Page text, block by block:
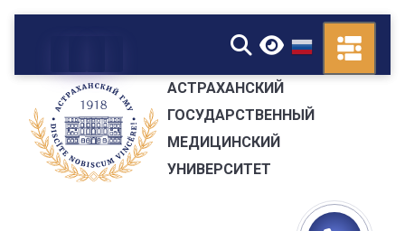
▼
АСТРАХАНСКИЙ
ГОСУДАРСТВЕННЫЙ
МЕДИЦИНСКИЙ
УНИВЕРСИТЕТ